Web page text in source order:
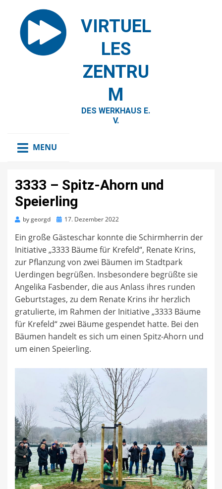
VIRTUEL
LES
ZENTRU
M
DES WERKHAUS E.
V.
MENU
3333 – Spitz-Ahorn und
Speierling
bygeorgd
Posted17. Dezember 2022
Ein große Gästeschar konnte die Schirmherrin der
Initiative „3333 Bäume für Krefeld“, Renate Krins,
zur Pflanzung von zwei Bäumen im Stadtpark
Uerdingen begrüßen. Insbesondere begrüßte sie
Angelika Fasbender, die aus Anlass ihres runden
Geburtstages, zu dem Renate Krins ihr herzlich
gratulierte, im Rahmen der Initiative „3333 Bäume
für Krefeld“ zwei Bäume gespendet hatte. Bei den
Bäumen handelt es sich um einen Spitz-Ahorn und
um einen Speierling.